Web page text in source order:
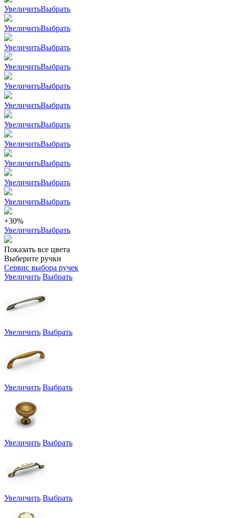
УвеличитьВыбрать
УвеличитьВыбрать
УвеличитьВыбрать
УвеличитьВыбрать
УвеличитьВыбрать
УвеличитьВыбрать
УвеличитьВыбрать
УвеличитьВыбрать
УвеличитьВыбрать
УвеличитьВыбрать
УвеличитьВыбрать
+30%
УвеличитьВыбрать
Показать все цвета
Выберите ручки
Сервис выбора ручек
Увеличить Выбрать
Увеличить Выбрать
Увеличить Выбрать
Увеличить Выбрать
Увеличить Выбрать